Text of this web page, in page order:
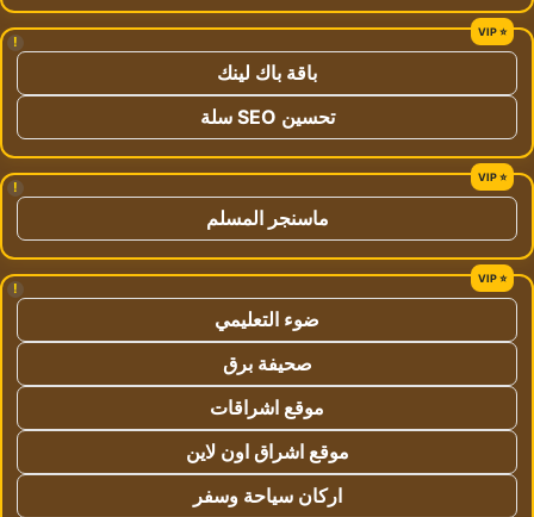
!
باقة باك لينك
تحسين SEO سلة
!
ماسنجر المسلم
!
ضوء التعليمي
صحيفة برق
موقع اشراقات
موقع اشراق اون لاين
اركان سياحة وسفر